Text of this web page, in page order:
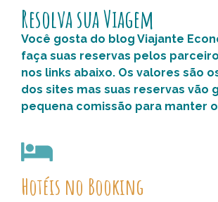
Resolva sua Viagem
Você gosta do blog Viajante
faça suas reservas pelos
nos links abaixo. Os valores são
dos sites mas suas reservas vão
pequena comissão para manter
Hotéis no Booking